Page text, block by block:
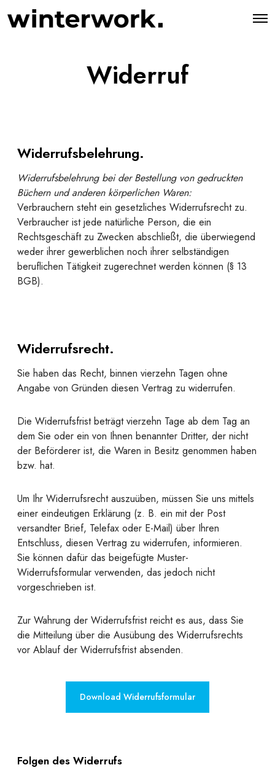
O
Widerruf
Widerrufsbelehrung.
Widerrufsbelehrung bei der Bestellung von gedruckten
Büchern und anderen körperlichen Waren:
Verbrauchern steht ein gesetzliches Widerrufsrecht zu.
Verbraucher ist jede natürliche Person, die ein
Rechtsgeschäft zu Zwecken abschließt, die überwiegend
weder ihrer gewerblichen noch ihrer selbständigen
beruflichen Tätigkeit zugerechnet werden können (§ 13
BGB).
Widerrufsrecht.
Sie haben das Recht, binnen vierzehn Tagen ohne
Angabe von Gründen diesen Vertrag zu widerrufen.
Die Widerrufsfrist beträgt vierzehn Tage ab dem Tag an
dem Sie oder ein von Ihnen benannter Dritter, der nicht
der Beförderer ist, die Waren in Besitz genommen haben
bzw. hat.
Um Ihr Widerrufsrecht auszuüben, müssen Sie uns mittels
einer eindeutigen Erklärung (z. B. ein mit der Post
versandter Brief, Telefax oder E-Mail) über Ihren
Entschluss, diesen Vertrag zu widerrufen, informieren.
Sie können dafür das beigefügte Muster-
Widerrufsformular verwenden, das jedoch nicht
vorgeschrieben ist.
Zur Wahrung der Widerrufsfrist reicht es aus, dass Sie
die Mitteilung über die Ausübung des Widerrufsrechts
vor Ablauf der Widerrufsfrist absenden.
Download Widerrufsformular
Folgen des Widerrufs